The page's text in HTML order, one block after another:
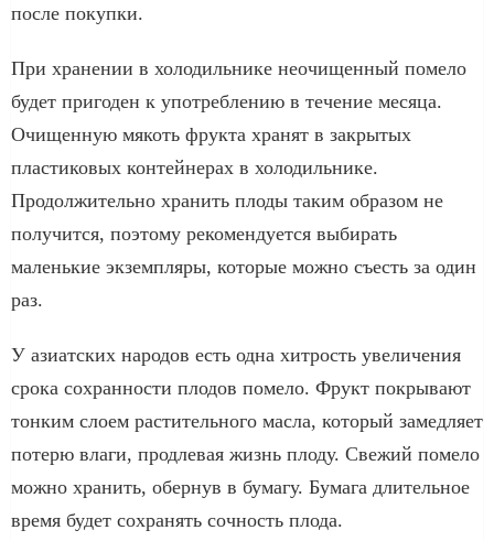
после покупки.
При хранении в холодильнике неочищенный помело
будет пригоден к употреблению в течение месяца.
Очищенную мякоть фрукта хранят в закрытых
пластиковых контейнерах в холодильнике.
Продолжительно хранить плоды таким образом не
получится, поэтому рекомендуется выбирать
маленькие экземпляры, которые можно съесть за один
раз.
У азиатских народов есть одна хитрость увеличения
срока сохранности плодов помело. Фрукт покрывают
тонким слоем растительного масла, который замедляет
потерю влаги, продлевая жизнь плоду. Свежий помело
можно хранить, обернув в бумагу. Бумага длительное
время будет сохранять сочность плода.